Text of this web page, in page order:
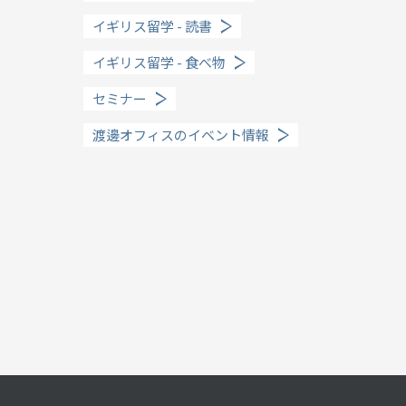
How long?
イギリス留学 - 読書
イギリス留学 - 食べ物
セミナー
渡邊オフィスのイベント情報